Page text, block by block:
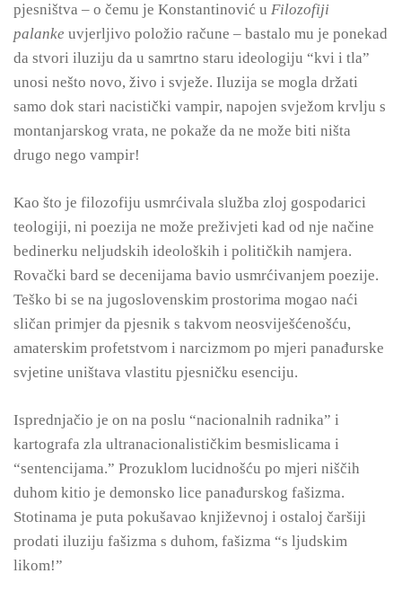
pjesništva – o čemu je Konstantinović u Filozofiji
palanke uvjerljivo položio račune – bastalo mu je ponekad
da stvori iluziju da u samrtno staru ideologiju “kvi i tla”
unosi nešto novo, živo i svježe. Iluzija se mogla držati
samo dok stari nacistički vampir, napojen svježom krvlju s
montanjarskog vrata, ne pokaže da ne može biti ništa
drugo nego vampir!
Kao što je filozofiju usmrćivala služba zloj gospodarici
teologiji, ni poezija ne može preživjeti kad od nje načine
bedinerku neljudskih ideoloških i političkih namjera.
Rovački bard se decenijama bavio usmrćivanjem poezije.
Teško bi se na jugoslovenskim prostorima mogao naći
sličan primjer da pjesnik s takvom neosviješćenošću,
amaterskim profetstvom i narcizmom po mjeri panađurske
svjetine uništava vlastitu pjesničku esenciju.
Isprednjačio je on na poslu “nacionalnih radnika” i
kartografa zla ultranacionalističkim besmislicama i
“sentencijama.” Prozuklom lucidnošću po mjeri niščih
duhom kitio je demonsko lice panađurskog fašizma.
Stotinama je puta pokušavao književnoj i ostaloj čaršiji
prodati iluziju fašizma s duhom, fašizma “s ljudskim
likom!”